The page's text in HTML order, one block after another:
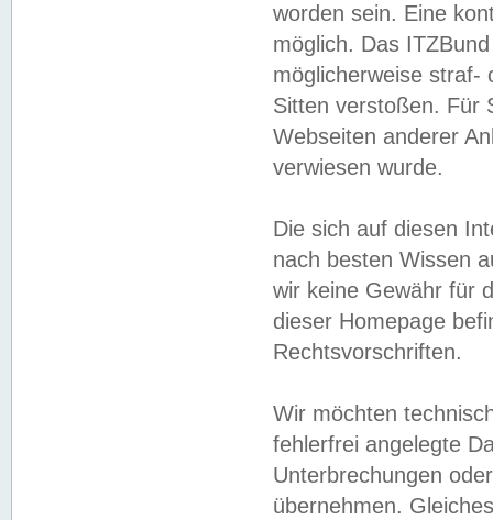
worden sein. Eine
möglich. Das
möglicherweise straf-
Sitten verstoßen. Für
Webseiten anderer
verwiesen wurde.
Die sich auf diesen
nach besten Wissen
wir keine Gewähr für
dieser Homepage
Rechtsvorschriften.
Wir möchten
fehlerfrei angelegte
Unterbrechungen
übernehmen.